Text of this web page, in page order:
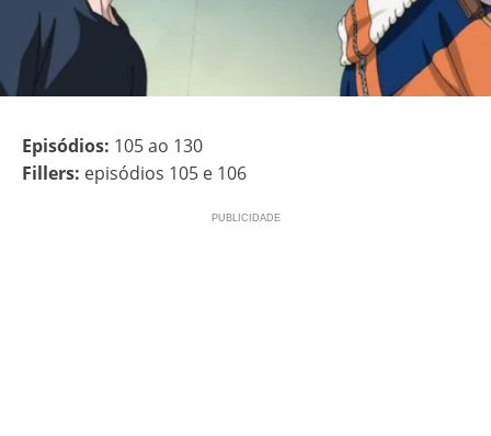
Episódios: 105 ao 130
Fillers: episódios 105 e 106